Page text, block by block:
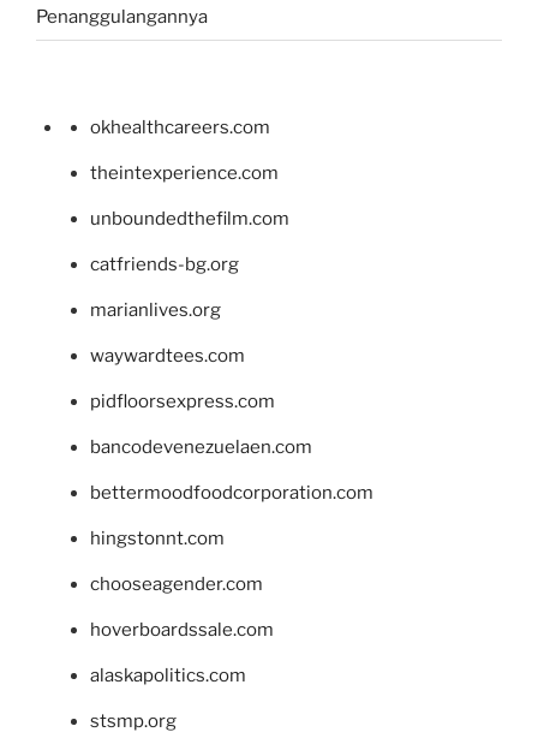
Penanggulangannya
okhealthcareers.com
theintexperience.com
unboundedthefilm.com
catfriends-bg.org
marianlives.org
waywardtees.com
pidfloorsexpress.com
bancodevenezuelaen.com
bettermoodfoodcorporation.com
hingstonnt.com
chooseagender.com
hoverboardssale.com
alaskapolitics.com
stsmp.org